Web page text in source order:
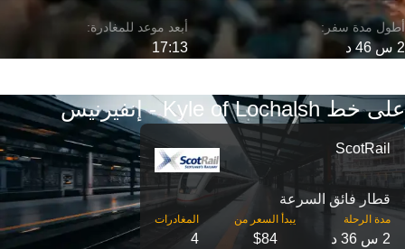
2 س 46 د 17:13
على خط Kyle of Lochalsh - إنفيرنيس
ScotRail
قطار فائق السرعة
مدة الرحلة
2 س 36 د $84
4